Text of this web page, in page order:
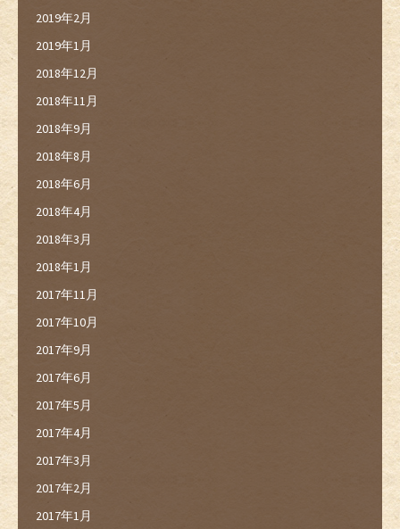
2019年2月
2019年1月
2018年12月
2018年11月
2018年9月
2018年8月
2018年6月
2018年4月
2018年3月
2018年1月
2017年11月
2017年10月
2017年9月
2017年6月
2017年5月
2017年4月
2017年3月
2017年2月
2017年1月